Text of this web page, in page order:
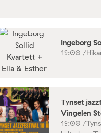
Ingeborg
19:00 /
Tynset
Vingelen
19:00 /